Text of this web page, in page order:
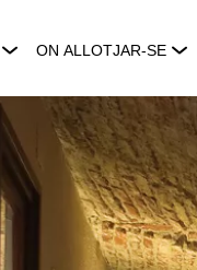
ON ALLOTJAR-SE